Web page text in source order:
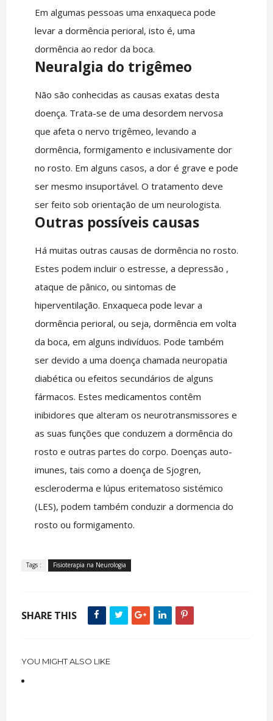
Em algumas pessoas uma enxaqueca pode
levar a dormência perioral, isto é, uma
dormência ao redor da boca.
Neuralgia do trigêmeo
Não são conhecidas as causas exatas desta
doença. Trata-se de uma desordem nervosa
que afeta o nervo trigêmeo, levando a
dormência, formigamento e inclusivamente dor
no rosto. Em alguns casos, a dor é grave e pode
ser mesmo insuportável. O tratamento deve
ser feito sob orientação de um neurologista.
Outras possíveis causas
Há muitas outras causas de dormência no rosto.
Estes podem incluir o estresse, a depressão ,
ataque de pânico, ou sintomas de
hiperventilação. Enxaqueca pode levar a
dormência perioral, ou seja, dormência em volta
da boca, em alguns indivíduos. Pode também
ser devido a uma doença chamada neuropatia
diabética ou efeitos secundários de alguns
fármacos. Estes medicamentos contêm
inibidores que alteram os neurotransmissores e
as suas funções que conduzem a dormência do
rosto e outras partes do corpo. Doenças auto-
imunes, tais como a doença de Sjogren,
escleroderma e lúpus eritematoso sistémico
(LES), podem também conduzir a dormencia do
rosto ou formigamento.
Tags : Fisioterapia na Neurologia
SHARE THIS
YOU MIGHT ALSO LIKE